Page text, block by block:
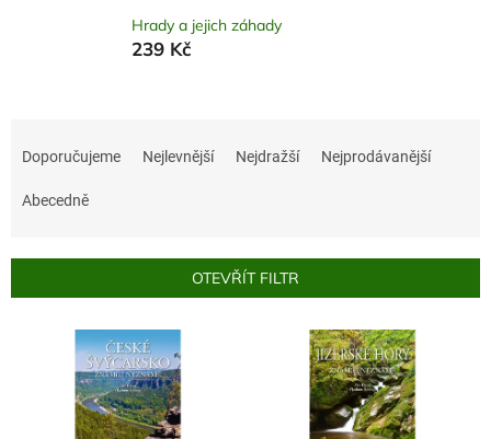
Hrady a jejich záhady
239 Kč
r
Doporučujeme Nejlevnější Nejdražší Nejprodávanější
Abecedně
OTEVŘÍT FILTR